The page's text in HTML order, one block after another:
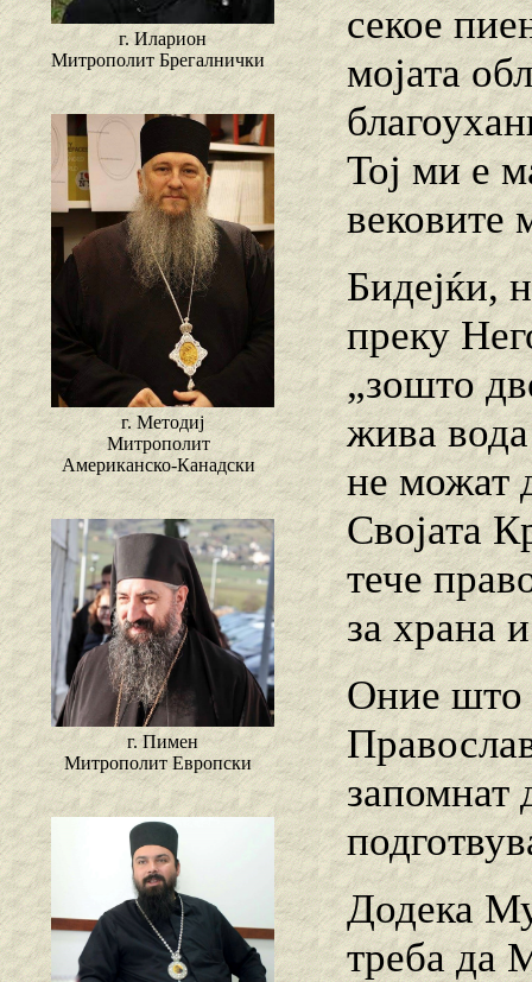
г. Иларион
Митрополит Брегалнички
г. Методиј
Митрополит
Американско-Канадски
г. Пимен
Митрополит Европски
секое
мојата
Тој ми е
вековите
Бидејќи,
преку
„зошто
жива
не можат
Својата
тече
за храна
Оние што
запомнат
Додека
треба да